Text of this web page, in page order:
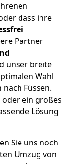
dass ihre
Partner
unser breite
Wahl
Füssen.
oder ein großes
Lösung
Sie uns noch
Umzug von